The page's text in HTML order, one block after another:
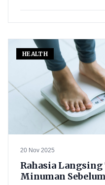
HEALTH
20 Nov 2025
Rahasia
Minuman